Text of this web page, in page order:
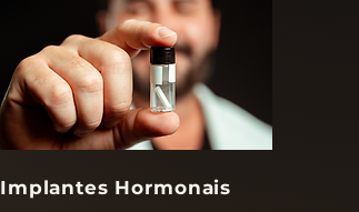
Implantes Hormonais